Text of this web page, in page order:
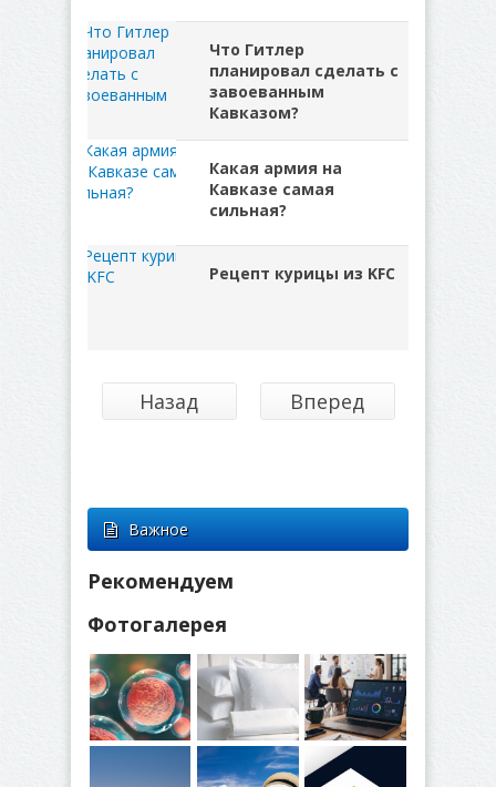
Что Гитлер
планировал сделать с
завоеванным
Кавказом?
Какая армия на
Кавказе самая
сильная?
Рецепт курицы из KFC
Назад Вперед
Важное
Рекомендуем
Фотогалерея